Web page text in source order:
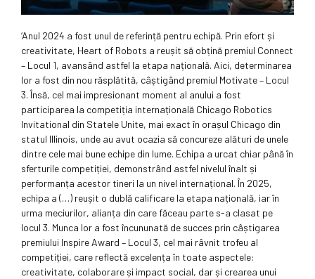
‘Anul 2024 a fost unul de referință pentru echipă. Prin efort și
creativitate, Heart of Robots a reușit să obțină premiul Connect
– Locul 1, avansând astfel la etapa națională. Aici, determinarea
lor a fost din nou răsplătită, câștigând premiul Motivate – Locul
3. Însă, cel mai impresionant moment al anului a fost
participarea la competiția internațională Chicago Robotics
Invitational din Statele Unite, mai exact în orașul Chicago din
statul Illinois, unde au avut ocazia să concureze alături de unele
dintre cele mai bune echipe din lume. Echipa a urcat chiar până în
sferturile competiției, demonstrând astfel nivelul înalt și
performanța acestor tineri la un nivel internațional. În 2025,
echipa a (…) reușit o dublă calificare la etapa națională, iar în
urma meciurilor, alianța din care făceau parte s-a clasat pe
locul 3. Munca lor a fost încununată de succes prin câștigarea
premiului Inspire Award – Locul 3, cel mai râvnit trofeu al
competiției, care reflectă excelența în toate aspectele:
creativitate, colaborare și impact social, dar și crearea unui